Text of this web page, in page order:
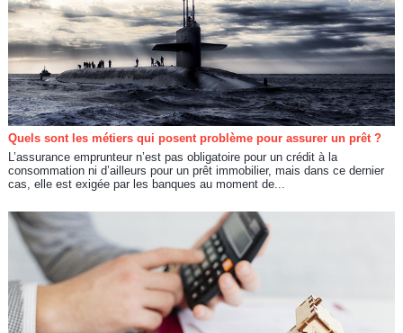
Quels sont les métiers qui posent problème pour assurer un prêt ?
L’assurance emprunteur n’est pas obligatoire pour un crédit à la
consommation ni d’ailleurs pour un prêt immobilier, mais dans ce dernier
cas, elle est exigée par les banques au moment de...